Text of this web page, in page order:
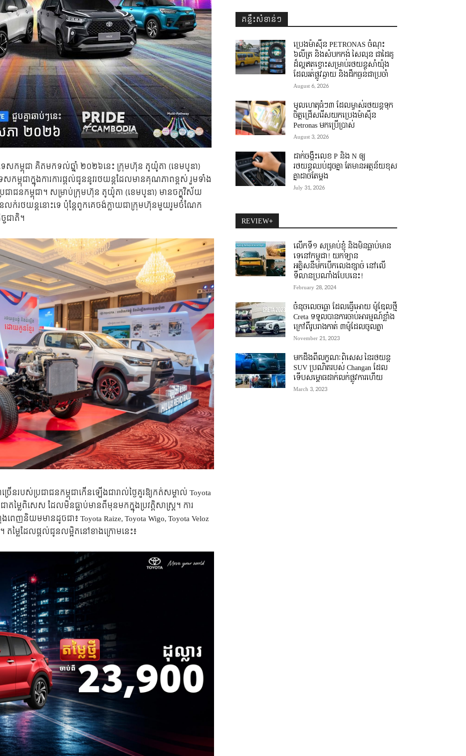
ទេសកម្ពុជា គិតមកទល់ឆ្នាំ ២០២៦នេះ ក្រុមហ៊ុន តូយ៉ូតា (ខេមបូឌា)
ម្ពុជាក្នុងការការផ្ដល់ជូននូវរថយន្ដដែលមានគុណភាពខ្ពស់ រួមទាំង
ជាជនកម្ពុជា។ សម្រាប់ក្រុមហ៊ុន តូយ៉ូតា (ខេមបូឌា) មានចក្ខុវិស័យ
លក់រថយន្ដនោះទេ ប៉ុន្តែពួកគេចង់ក្លាយជាក្រុមហ៊ុនមួយរួមចំណែក
ចជាតិ។
ើនរបស់ប្រជាជនកម្ពុជាកើនឡើងជារាល់ថ្ងៃគួរឱ្យកត់សម្គាល់ Toyota
ថ្មីជាតម្លៃពិសេស ដែលមិនធ្លាប់មានពីមុនមកក្នុងប្រវត្តិសាស្ត្រ។ ការ
និយមមានដូចជា៖ Toyota Raize, Toyota Wigo, Toyota Veloz
តម្លៃដែលផ្តល់ជូនលម្អិតនៅខាងក្រោមនេះ៖
គន្លឹះសំខាន់ៗ
ប្រេងម៉ាស៊ីន PETRONAS ចំណុះ
៦លីត្រ និងសំបកកង់ សៃលុន ជាដៃគូ
ដ៏ល្អឥតខ្ចោះសម្រាប់រថយន្តសាំយ៉ុង
ដែលរត់ផ្លូវឆ្ងាយ និងដឹកធ្ងន់ជាប្រចាំ
August 6, 2026
មូលហេតុធំៗ៣ ដែលម្ចាស់រថយន្តទុក
ចិត្តជ្រើសរើសយកប្រេងម៉ាស៊ីន
Petronas មកប្រើប្រាស់
August 3, 2026
ដាក់ចង្កឹះលេខ P និង N ឲ្យ
រថយន្តឈប់ដូចគ្នា តែមានអត្ថន័យខុស
គ្នាដាច់តែម្តង
July 31, 2026
REVIEW+
លើកទី១ សម្រាប់ខ្ញុំ និងមិនធ្លាប់មាន
ទេនៅកម្ពុជា! យកឡាន
អគ្គិសនីមកបើកលេងខ្សាច់ នៅលើ
ទីលានប្រណាំងបែបនេះ!
February 28, 2024
ចំនុចលេចធ្លោ ដែលធ្វើអោយ ម៉ូឌែលថ្មី
Creta ទទួលបានការចាប់អារម្មណ៍ខ្លាំង
ក្រៅពីរូបរាងកាត់ ៣ម៉ូដែលចូលគ្នា
November 21, 2023
មកដឹងពីលក្ខណៈពិសេស នៃរថយន្ត
SUV ប្រណិតរបស់ Changan ដែល
ទើបសម្ភោធដាក់លក់ផ្លូវការហើយ
March 3, 2023